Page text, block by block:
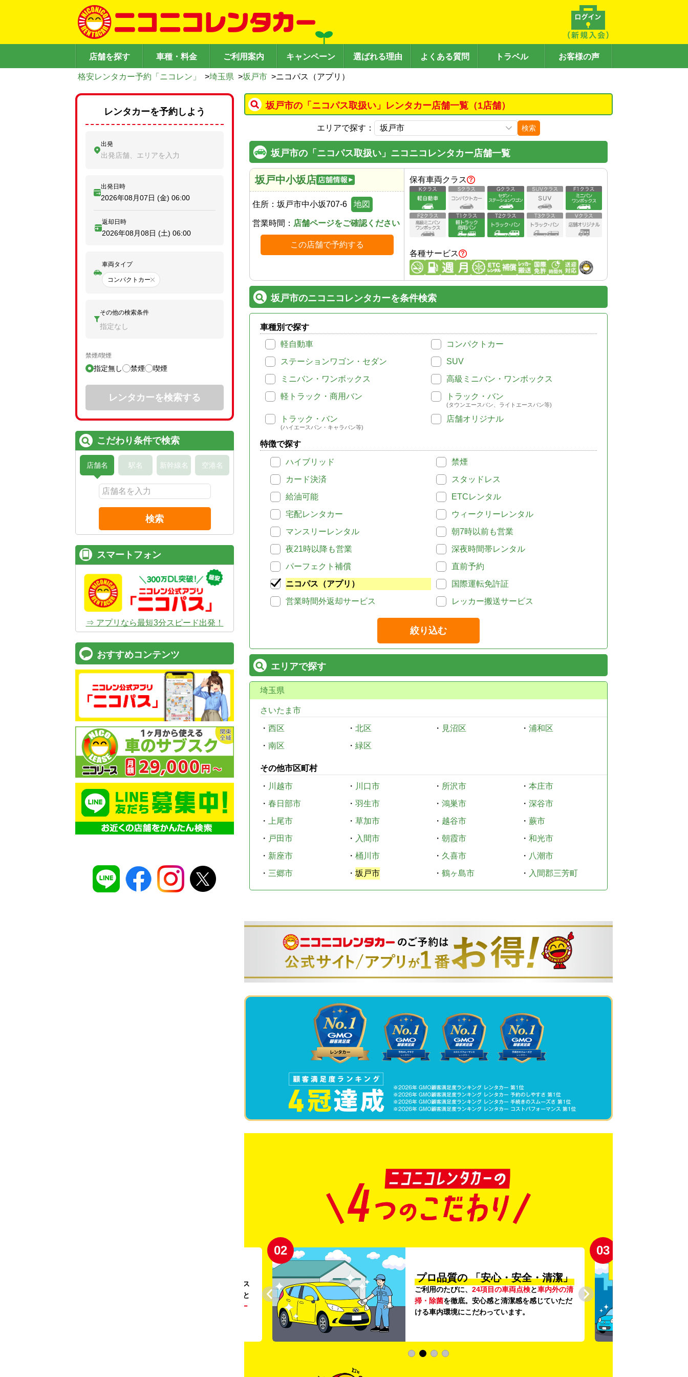
店舗を探す 車種・料金 ご利用案内 キャンペーン 選ばれる理由 よくある質問 トラベル お客様の声
格安レンタカー予約「ニコレン」 >埼玉県 >坂戸市 >ニコパス（アプリ）
坂戸市の「ニコパス取扱い」レンタカー店舗一覧（1店舗）
エリアで探す： 検索
坂戸市の「ニコパス取扱い」ニコニコレンタカー店舗一覧
坂戸中小坂店
住所： 坂戸市中小坂707-6 地図
営業時間： 店舗ページをご確認ください
この店舗で予約する
保有車両クラス
各種サービス
坂戸市のニコニコレンタカーを条件検索
車種別で探す
軽自動車
コンパクトカー
ステーションワゴン・セダン
SUV
ミニバン・ワンボックス
高級ミニバン・ワンボックス
軽トラック・商用バン
トラック・バン
(タウンエースバン、ライトエースバン等)
トラック・バン
(ハイエースバン・キャラバン等)
店舗オリジナル
特徴で探す
ハイブリッド
禁煙
カード決済
スタッドレス
給油可能
ETCレンタル
宅配レンタカー
ウィークリーレンタル
マンスリーレンタル
朝7時以前も営業
夜21時以降も営業
深夜時間帯レンタル
パーフェクト補償
直前予約
ニコパス（アプリ）
国際運転免許証
営業時間外返却サービス
レッカー搬送サービス
絞り込む
エリアで探す
埼玉県
さいたま市
・ 西区 ・ 北区 ・ 見沼区 ・ 浦和区
・ 南区 ・ 緑区
その他市区町村
・ 川越市 ・ 川口市 ・ 所沢市 ・ 本庄市
・ 春日部市 ・ 羽生市 ・ 鴻巣市 ・ 深谷市
・
上尾市 ・ 草加市 ・ 越谷市 ・ 蕨市
・ 戸田市 ・ 入間市 ・ 朝霞市 ・ 和光市
・ 新座市 ・ 桶川市 ・ 久喜市 ・ 八潮市
・ 三郷市 ・ 坂戸市 ・ 鶴ヶ島市 ・ 入間郡三芳町
。ガソリンス
タンドや整備工場の既存インフラを活用すること
リー
02
プロ品質の 「安心・安全・清潔」
ご利用のたびに、 24項目の車両点検と車内外の清
掃・除菌を徹底。安心感と清潔感を感じていただ
ける車内環境にこだわっています。
03
レンタカーを予約しよう
出発
出発店舗、エリアを入力
出発日時
2026年08月07日 (金) 06:00
返却日時
2026年08月08日 (土) 06:00
車両タイプ
コンパクトカー
その他の検索条件
指定なし
禁煙/喫煙
指定無し 禁煙 喫煙
レンタカーを検索する
こだわり条件で検索
店舗名 駅名 新幹線名 空港名
検索
スマートフォン
⇒ アプリなら最短3分スピード出発！
おすすめコンテンツ